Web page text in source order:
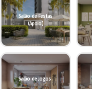
Salão de Festas
(Apoio)
Salão de Jogos